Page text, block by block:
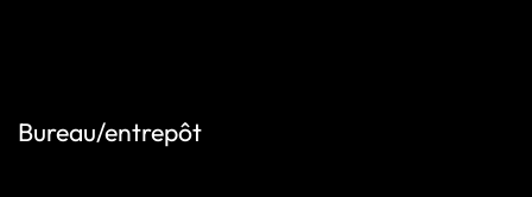
Bureau/entrepôt